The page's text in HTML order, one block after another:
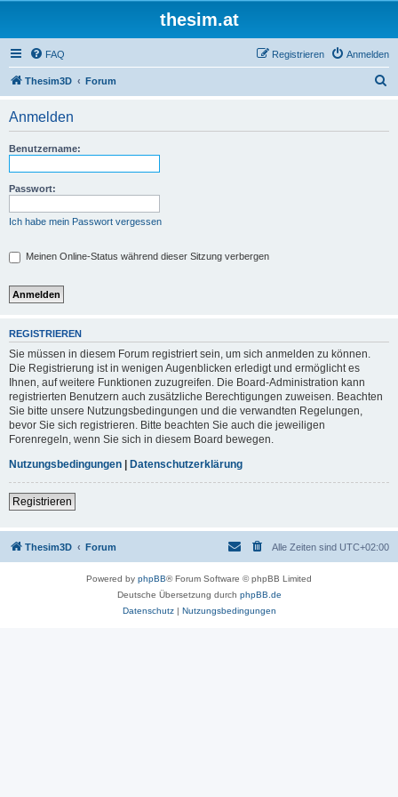
thesim.at
FAQ Anmelden
Registrieren
Thesim3D Forum
Anmelden
Benutzername:
Passwort:
Ich habe mein Passwort vergessen
Meinen Online-Status während dieser Sitzung verbergen
REGISTRIEREN
Sie müssen in diesem Forum registriert sein, um sich anmelden zu können.
Die Registrierung ist in wenigen Augenblicken erledigt und ermöglicht es
Ihnen, auf weitere Funktionen zuzugreifen. Die Board-Administration kann
registrierten Benutzern auch zusätzliche Berechtigungen zuweisen. Beachten
Sie bitte unsere Nutzungsbedingungen und die verwandten Regelungen,
bevor Sie sich registrieren. Bitte beachten Sie auch die jeweiligen
Forenregeln, wenn Sie sich in diesem Board bewegen.
Nutzungsbedingungen
Datenschutzerklärung
Registrieren
Thesim3D Forum Alle Zeiten sind UTC+02:00
Powered by phpBB® Forum Software © phpBB Limited
Deutsche Übersetzung durch phpBB.de
Datenschutz| Nutzungsbedingungen